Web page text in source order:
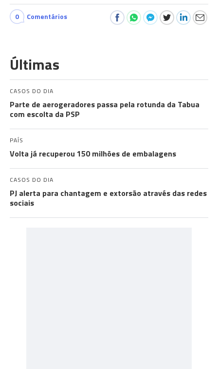
0 Comentários
Últimas
CASOS DO DIA
Parte de aerogeradores passa pela rotunda da Tabua
com escolta da PSP
PAÍS
Volta já recuperou 150 milhões de embalagens
CASOS DO DIA
PJ alerta para chantagem e extorsão através das redes
sociais